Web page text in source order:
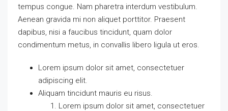
tempus congue. Nam pharetra interdum vestibulum.
Aenean gravida mi non aliquet porttitor. Praesent
dapibus, nisi a faucibus tincidunt, quam dolor
condimentum metus, in convallis libero ligula ut eros.
Lorem ipsum dolor sit amet, consectetuer
adipiscing elit.
Aliquam tincidunt mauris eu risus.
Lorem ipsum dolor sit amet, consectetuer